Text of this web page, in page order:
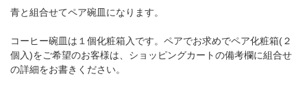
青と組合せてペア碗皿になります。
コーヒー碗皿は１個化粧箱入です。ペアでお求めでペア化粧箱(２
個入)をご希望のお客様は、ショッピングカートの備考欄に組合せ
の詳細をお書きください。